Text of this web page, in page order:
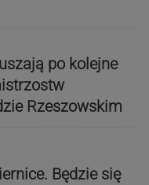
po kolejne
Rzeszowskim
Będzie się